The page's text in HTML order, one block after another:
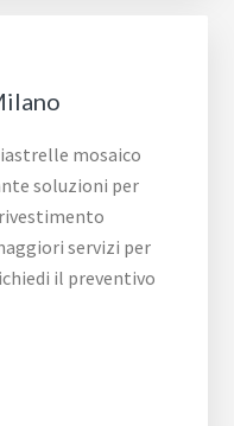
mosaico
soluzioni per
servizi per
il preventivo